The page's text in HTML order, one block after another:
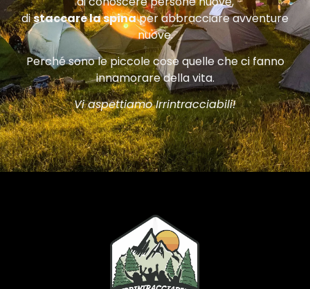
distaccare la spinaper abbracciare avventure
nuove.
Perché sono le piccole cose quelle che ci fanno
innamorare della vita.
Vi aspettiamo Irrintracciabili!